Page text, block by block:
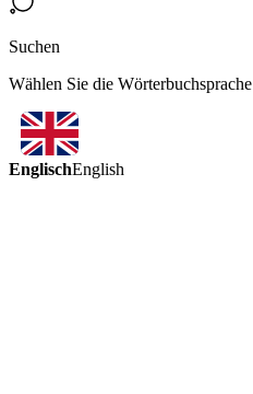
Suchen
Wählen Sie die Wörterbuchsprache
EnglischEnglish